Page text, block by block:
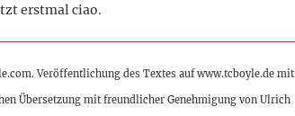
erstmal ciao.
Veröffentlichung des Textes auf www.tcboyle.de mit
Übersetzung mit freundlicher Genehmigung von Ulrich